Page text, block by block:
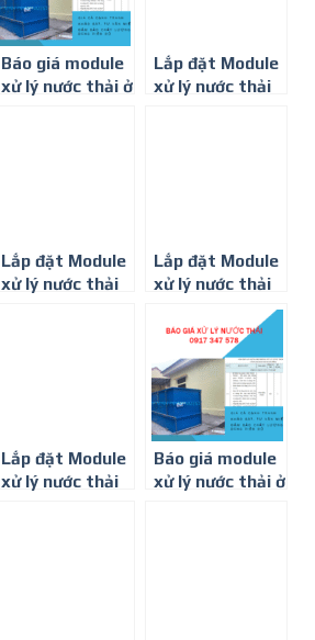
Báo giá module
xử lý nước thải ở
Lắp đặt Module
xử lý nước thải
Lắp đặt Module
xử lý nước thải
Lắp đặt Module
xử lý nước thải
Vũng Tàu
Lắp đặt Module
xử lý nước thải
Báo giá module
xử lý nước thải ở